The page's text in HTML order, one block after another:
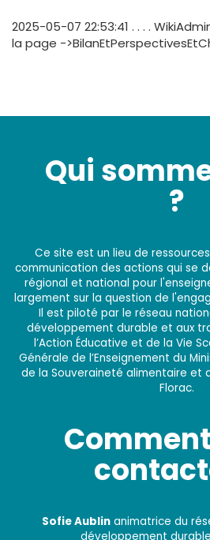
2025-05-07 22:53:41 . . . .
la page -
Qui
?
Ce site est un lieu de
communication des actions qui se
régional et national pour
largement sur la question de
Il est piloté par le réseau
développement durable et aux
l’Action Éducative et de la Vie
Générale de l’Enseignement du
de la Souveraineté alimentaire et
Florac.
Sofie Aublin animatrice du
développement durable